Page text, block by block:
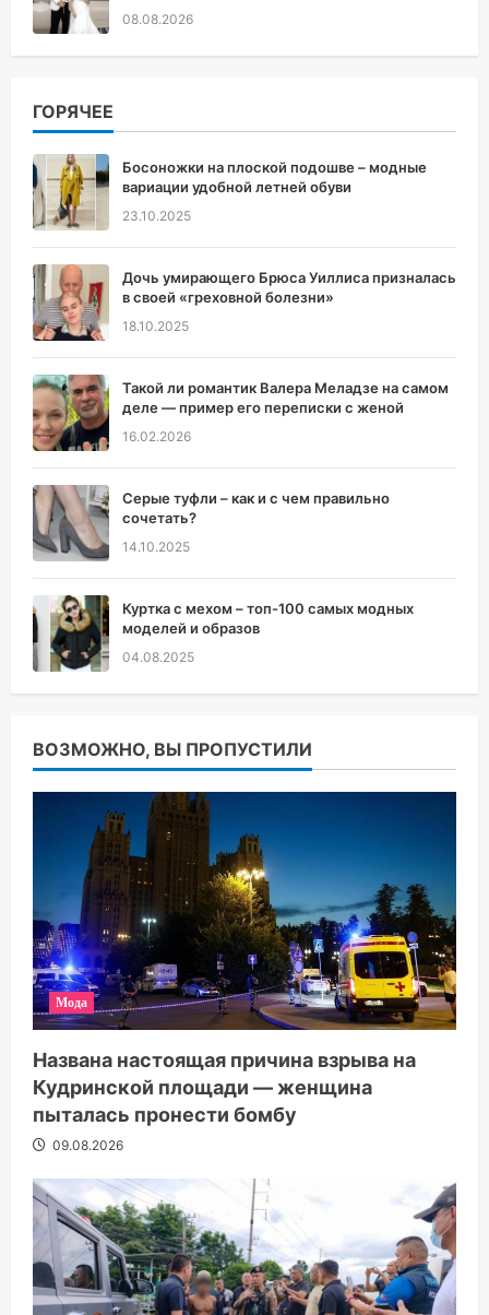
08.08.2026
ГОРЯЧЕЕ
Босоножки на плоской подошве – модные
вариации удобной летней обуви
23.10.2025
Дочь умирающего Брюса Уиллиса призналась
в своей «греховной болезни»
18.10.2025
Такой ли романтик Валера Меладзе на самом
деле — пример его переписки с женой
16.02.2026
Серые туфли – как и с чем правильно
сочетать?
14.10.2025
Куртка с мехом – топ-100 самых модных
моделей и образов
04.08.2025
ВОЗМОЖНО, ВЫ ПРОПУСТИЛИ
Мода
Названа настоящая причина взрыва на
Кудринской площади — женщина
пыталась пронести бомбу
09.08.2026